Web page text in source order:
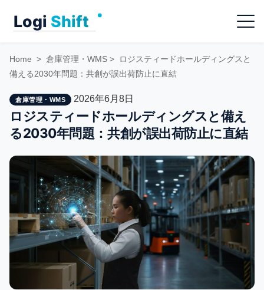
Menu
Home > 倉庫管理・WMS >
ロジスティードホールディングスと
備える2030年問題：共創が誤出荷防止に直結
倉庫管理・WMS 2026年6月8日
ロジスティードホールディングスと備え
る2030年問題：共創が誤出荷防止に直結